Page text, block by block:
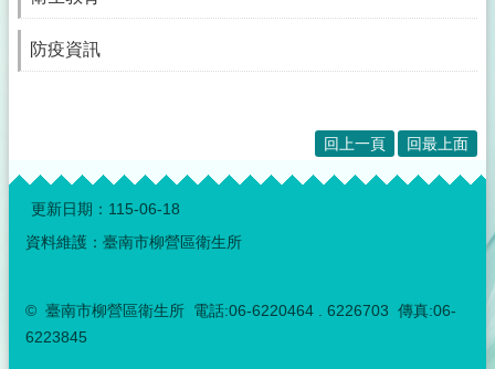
防疫資訊
回上一頁 回最上面
:::
更新日期： 115-06-18
資料維護：臺南市柳營區衛生所
© 臺南市柳營區衛生所 電話:06-6220464 . 6226703 傳真:06-
6223845